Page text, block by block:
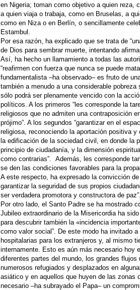
en Nigeria; toman como objetivo a quien reza,
a quien viaja o trabaja, como en Bruselas, a
como en Niza o en Berlín, o sencillamente
Estambul.
Por esa razón, ha explicado que se trata de
de Dios para sembrar muerte, intentando
Así, ha hecho un llamamiento a todas las
“reafirmen con fuerza que nunca se puede
fundamentalista –ha observado– es fruto de
también a menudo a una considerable
sólo podrá ser plenamente vencido con la
políticos. A los primeros “les corresponde la
religiosos que no admiten una contraposición
prójimo”. A los segundos “garantizar en el
religiosa, reconociendo la aportación positiva
la edificación de la sociedad civil, en donde la
principio de ciudadanía, y la dimensión
como contrarias”. Además, les corresponde
se den las condiciones favorables para la
A este respecto, ha expresado la convicción
garantizar la seguridad de sus propios
ser verdadera promotora y constructora de paz”.
Por otro lado, el Santo Padre se ha mostrado
Jubileo extraordinario de la Misericordia ha
para descubrir también la «incidencia
como valor social”. De este modo ha invitado
hospitalarias para los extranjeros y, al mismo
internamente. Esto es aún más necesario hoy
diferentes partes del mundo, los grandes
numerosos refugiados y desplazados en
asiático y en aquellos que huyen de las zonas
necesario –ha subrayado el Papa– un